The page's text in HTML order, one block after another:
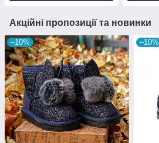
Акційні пропозиції та новинки
–10% –10%